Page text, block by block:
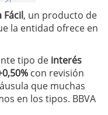
Fácil, un producto de
la entidad ofrece en
tipo de interés
con revisión
que muchas
en los tipos. BBVA